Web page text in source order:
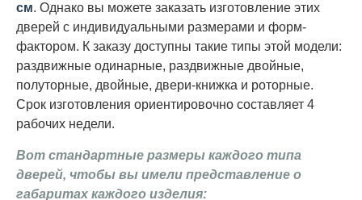
см. Однако вы можете заказать изготовление этих
дверей с индивидуальными размерами и форм-
фактором. К заказу доступны такие типы этой модели:
раздвижные одинарные, раздвижные двойные,
полуторные, двойные, двери-книжка и роторные.
Срок изготовления ориентировочно составляет 4
рабочих недели.
Вот стандартные размеры каждого типа
дверей, чтобы вы имели представление о
габаритах каждого изделия: